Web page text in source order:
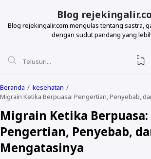
Blog
Blog rejekingalir.com mengulas tentang sastra,
dengan sudut pandang yang
0
Beranda
kesehatan
Migrain Ketika Berpuasa: Pengertian, Penyebab,
Migrain Ketika Berpuasa:
Pengertian, Penyebab,
Mengatasinya